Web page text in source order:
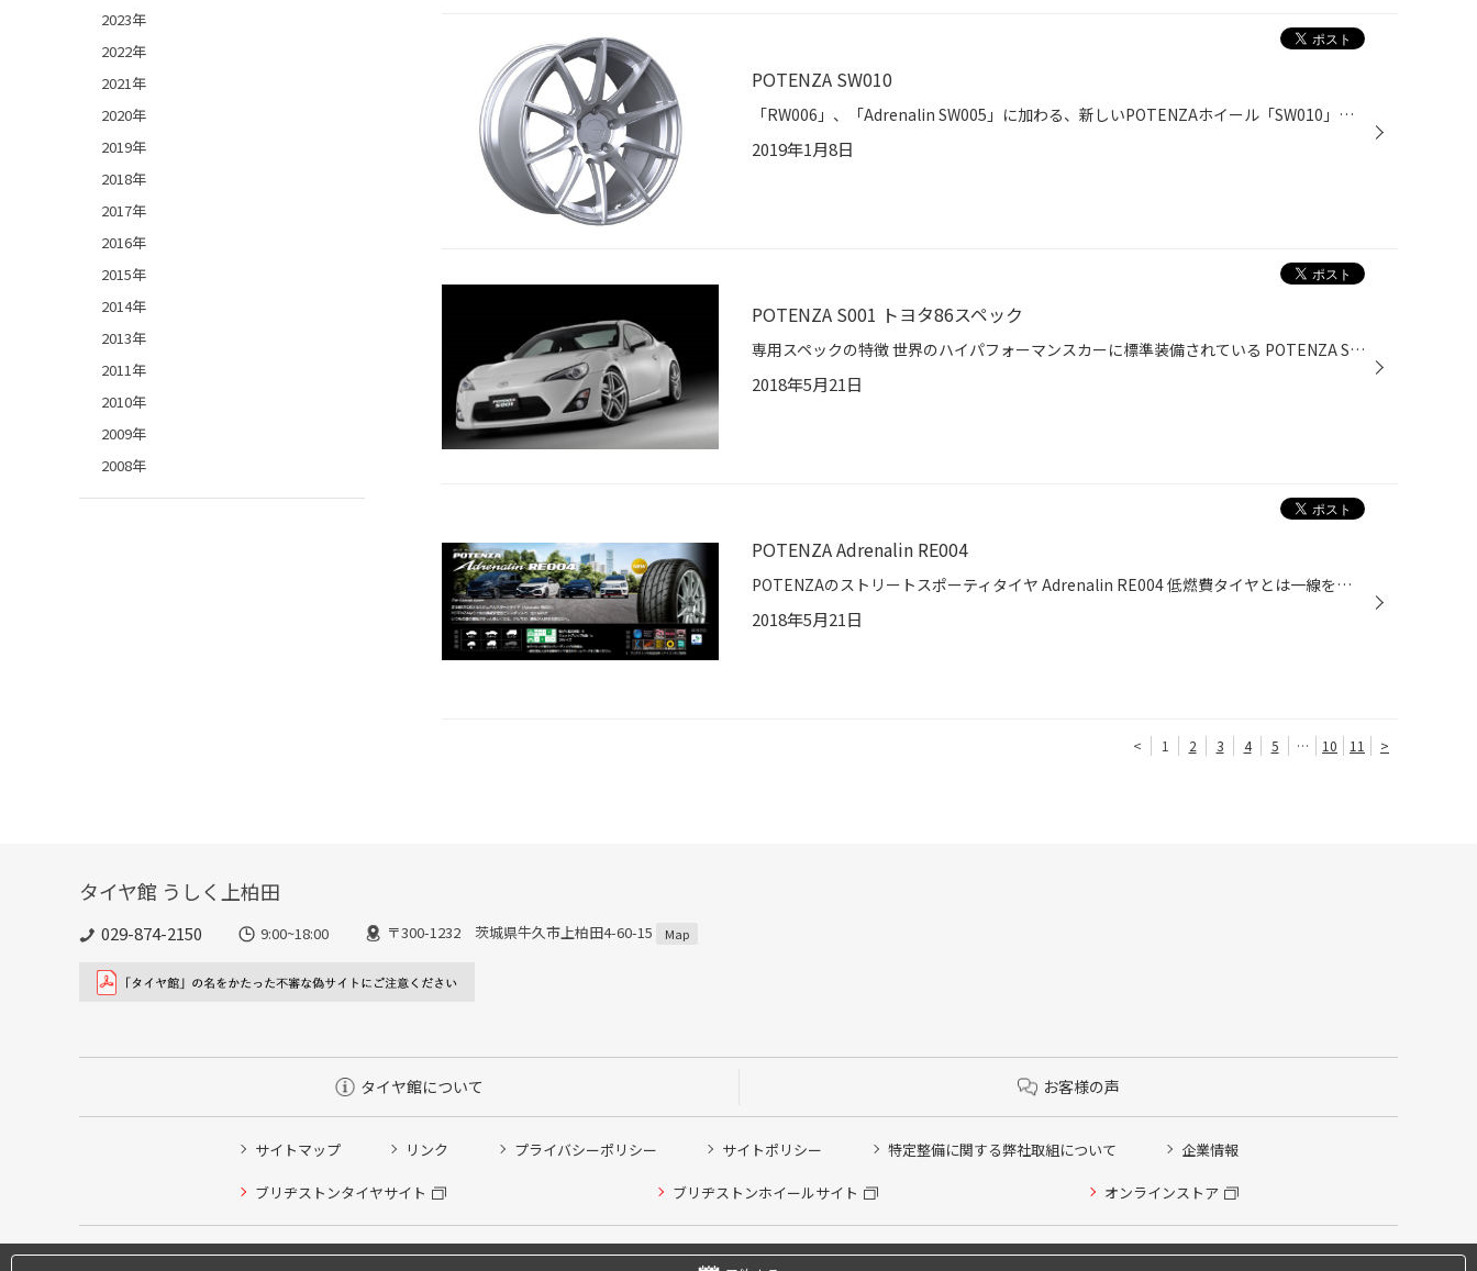
POTENZA SW010
「RW006」、「Adrenalin SW005」に加わる、新しいPOTENZAホイール「SW010」。 幅広い車種に対応するサイズを有し、街乗りシーンでドライビングプレジャーを演出するNEWデザイン。 2×5スポークのSW005とはテイストの異なる10本スポークのシンプルなフォルムと、スポークサイドに施されたステップ形状...
2019年1月8日
POTENZA S001 トヨタ86スペック
専用スペックの特徴 世界のハイパフォーマンスカーに標準装備されている POTENZA S001を「86」向けに最適化。 ドライ＆ウエット性能を向上し、「86」の目指す“操る楽しさ”を追求。 コンパウンドの変更 ・数ある高性能コンパウンドから「86」に最適なスペックを選択 トレッドパタンのチューニング ・...
2018年5月21日
POTENZA Adrenalin RE004
POTENZAのストリートスポーティタイヤ Adrenalin RE004 低燃費タイヤとは一線を画す設計のスポーティータイヤ。 高いタイヤ剛性により、コーナリング性能・ハンドリングレスポンスを高次元で確保。 また、新たに採用された「太い３本のストレート溝」により対ハイドロプレーニング性能が向上！ ドラ...
2018年5月21日
< 1 2 3 4 5 … 10 11 >
2023年
2022年
2021年
2020年
2019年
2018年
2017年
2016年
2015年
2014年
2013年
2011年
2010年
2009年
2008年
タイヤ館 うしく上柏田
029-874-2150 9:00~18:00 〒300-1232 茨城県牛久市上柏田4-60-15 Map
タイヤ館について お客様の声
サイトマップ リンク プライバシーポリシー サイトポリシー 特定整備に関する弊社取組について 企業情報
ブリヂストンタイヤサイト ブリヂストンホイールサイト オンラインストア
Copyright © 2024 Bridgestone Retail Co.,Ltd. All rights Reserved.
タイヤ点検・安全点検/タイヤ履き替え/オイル交換/その他ピット作業の予約